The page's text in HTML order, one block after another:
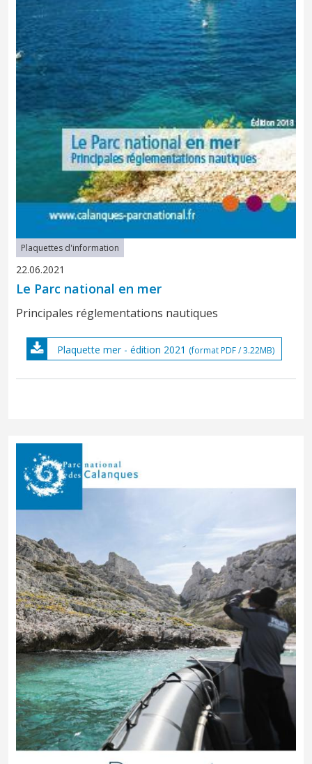
Plaquettes d'information
22.06.2021
Le Parc national en mer
Principales réglementations nautiques
Plaquette mer - édition 2021 (format PDF / 3.22MB)